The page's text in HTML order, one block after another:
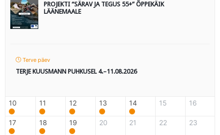
PROJEKTI “SÄRAV JA TEGUS 55+” ÕPPEKÄIK
LÄÄNEMAALE
Terve päev
TERJE KUUSMANN PUHKUSEL 4.–11.08.2026
10 11 12 13 14 15 16
17 18 19 20 21 22 23